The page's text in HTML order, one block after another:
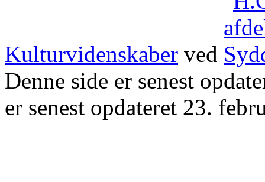
Kulturvidenskaber ved
Denne side er senest
er senest opdateret 23.